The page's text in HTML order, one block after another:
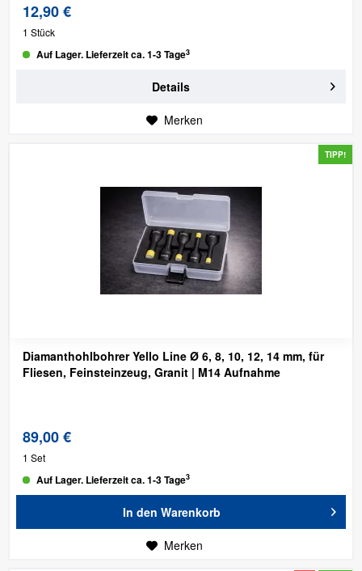
12,90 €
1 Stück
Auf Lager. Lieferzeit ca. 1-3 Tage3
Details
Merken
TIPP!
Diamanthohlbohrer Yello Line Ø 6, 8, 10, 12, 14 mm, für
Fliesen, Feinsteinzeug, Granit | M14 Aufnahme
89,00 €
1 Set
Auf Lager. Lieferzeit ca. 1-3 Tage3
In den Warenkorb
Merken